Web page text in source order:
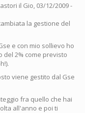
il Gio, 03/12/2009 -
la gestione del
e con mio sollievo ho
del 2% come previsto
viene gestito dal Gse
fra quello che hai
all'anno e poi ti